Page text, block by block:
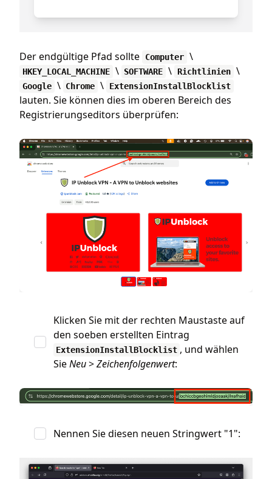
Der endgültige Pfad sollte Computer \
HKEY_LOCAL_MACHINE \ SOFTWARE \ Richtlinien \
Google \ Chrome \ ExtensionInstallBlocklist
lauten. Sie können dies im oberen Bereich des
Registrierungseditors überprüfen:
Klicken Sie mit der rechten Maustaste auf
den soeben erstellten Eintrag
ExtensionInstallBlocklist , und wählen
SieNeu>Zeichenfolgenwert:
Nennen Sie diesen neuen Stringwert "1":